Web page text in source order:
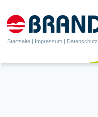
Startseite | Impressum | Datenschutz